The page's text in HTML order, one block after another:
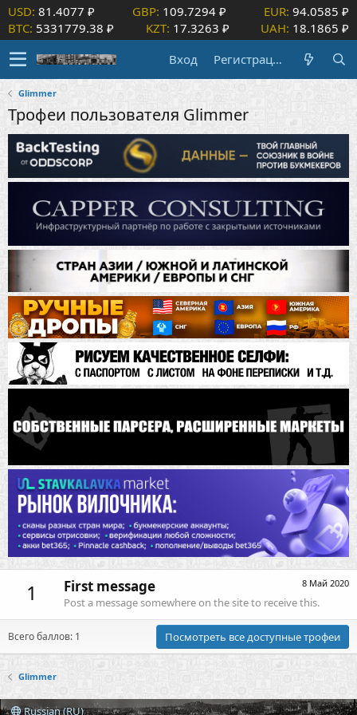
USD: 81.4077 ₽ GBP: 109.7294 ₽ EUR: 94.0585 ₽
BTC: 5331779.38 ₽ KZT: 17.3263 ₽ UAH: 18.1865 ₽
Вход
Регистрация
Glimmer
Трофеи пользователя Glimmer
1 8 Май 2020
First message
Post a message somewhere on the site to receive this.
Всего баллов: 1 Посмотреть все доступные трофеи
Glimmer
Russian (RU)